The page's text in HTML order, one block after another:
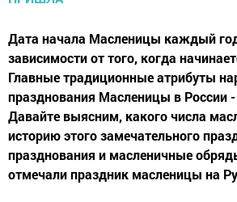
Дата начала Масленицы каждый
зависимости от того, когда
Главные традиционные атрибуты
празднования Масленицы в России
Давайте выясним, какого числа
историю этого замечательного
празднования и масленичные
отмечали праздник масленицы на